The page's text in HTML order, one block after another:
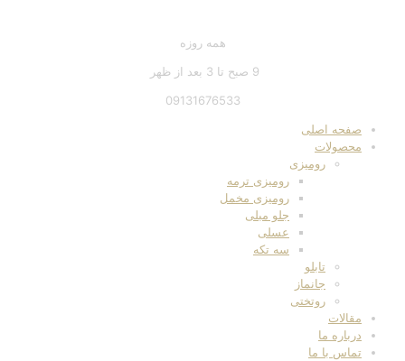
همه روزه
9 صبح تا 3 بعد از ظهر
09131676533
صفحه اصلی
محصولات
رومیزی
رومیزی ترمه
رومیزی مخمل
جلو مبلی
عسلی
سه تکه
تابلو
جانماز
روتختی
مقالات
درباره ما
تماس با ما